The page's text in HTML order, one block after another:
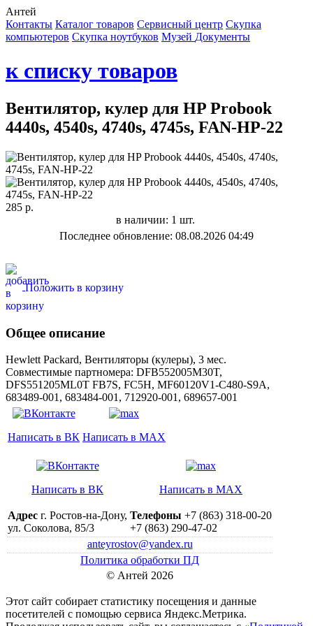
Антей
Контакты Каталог товаров Сервисный центр Cкупка
компьютеров Cкупка ноутбуков Музей Документы
к списку товаров
Вентилятор, кулер для HP Probook
4440s, 4540s, 4740s, 4745s, FAN-HP-22
285 р.
в наличии: 1 шт.
Последнее обновление: 08.08.2026 04:49
Положить в корзину
Общее описание
Hewlett Packard, Вентиляторы (кулеры), 3 мес.
Совместимые партномера: DFB552005M30T,
DFS551205ML0T FB7S, FC5H, MF60120V1-C480-S9A,
683489-001, 683484-001, 712920-001, 689657-001
Написать в ВК Написать в MAX
Написать в ВК Написать в MAX
Адрес г. Ростов-на-Дону,
ул. Соколова, 85/3
Телефоны +7 (863) 318-00-20
+7 (863) 290-47-02
anteyrostov@yandex.ru
Политика обработки ПД
© Антей 2026
Этот сайт собирает статистику посещения и данные
посетителей c помощью сервиса Яндекс.Метрика.